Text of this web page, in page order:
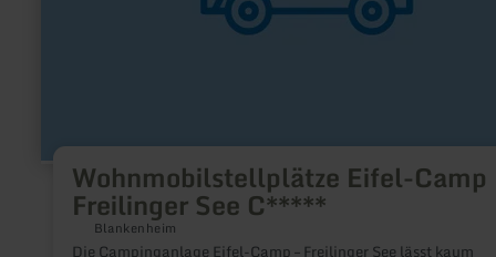
Wohnmobilstellplätze Eifel-Camp
Freilinger See C*****
Blankenheim
Die Campinganlage Eifel-Camp – Freilinger See lässt kaum